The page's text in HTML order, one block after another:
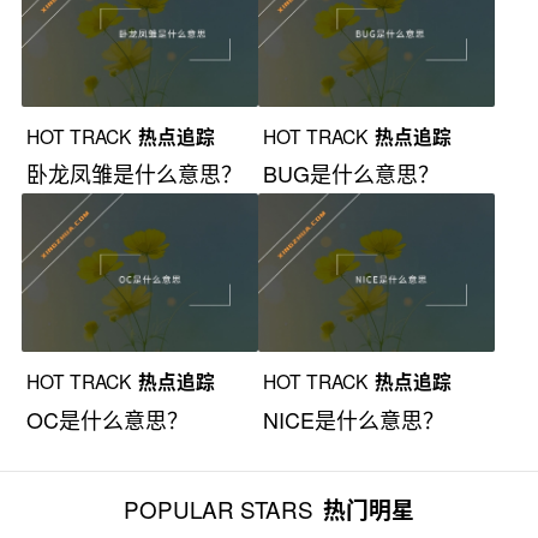
HOT TRACK 热点追踪
卧龙凤雏是什么意思？
HOT TRACK 热点追踪
BUG是什么意思？
HOT TRACK 热点追踪
OC是什么意思？
HOT TRACK 热点追踪
NICE是什么意思？
POPULAR STARS 热门明星